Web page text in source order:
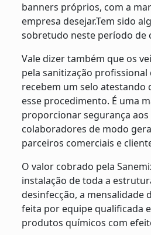
banners próprios, com a
empresa desejar.Tem sido
sobretudo neste período de
Vale dizer também que os
pela sanitização profissional
recebem um selo atestando
esse procedimento. É uma
proporcionar segurança
colaboradores de modo
parceiros comerciais e
O valor cobrado pela
instalação de toda a
desinfecção, a mensalidade
feita por equipe qualificada
produtos químicos com